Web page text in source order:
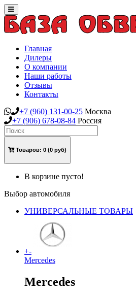
Toggle
navigation
Главная
Дилеры
О компании
Наши работы
Отзывы
Контакты
+7 (960) 131-00-25 Москва
+7 (906) 678-08-84 Россия
Товаров: 0 (0 руб)
В корзине пусто!
Выбор автомобиля
УНИВЕРСАЛЬНЫЕ ТОВАРЫ
+-
Mercedes
Mercedes